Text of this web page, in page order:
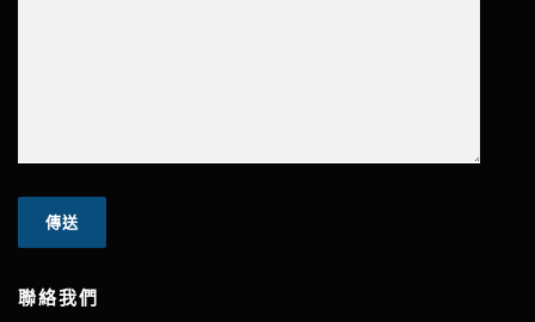
聯絡我們